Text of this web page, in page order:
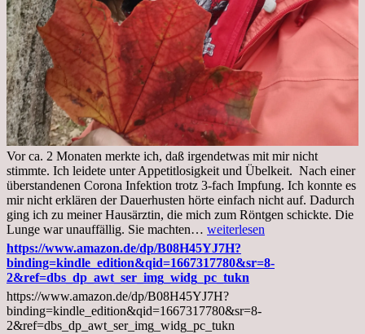
Vor ca. 2 Monaten merkte ich, daß irgendetwas mit mir nicht
stimmte. Ich leidete unter Appetitlosigkeit und Übelkeit. Nach einer
überstandenen Corona Infektion trotz 3-fach Impfung. Ich konnte es
mir nicht erklären der Dauerhusten hörte einfach nicht auf. Dadurch
ging ich zu meiner Hausärztin, die mich zum Röntgen schickte. Die
Lunge war unauffällig. Sie machten… Mittwoch,
02.11.2022,
Arztgespräch
und
Diagnose
Lebermetastasen
weiterlesen
https://www.amazon.de/dp/B08H45YJ7H?
binding=kindle_edition&qid=1667317780&sr=8-
2&ref=dbs_dp_awt_ser_img_widg_pc_tukn
https://www.amazon.de/dp/B08H45YJ7H?
binding=kindle_edition&qid=1667317780&sr=8-
2&ref=dbs_dp_awt_ser_img_widg_pc_tukn